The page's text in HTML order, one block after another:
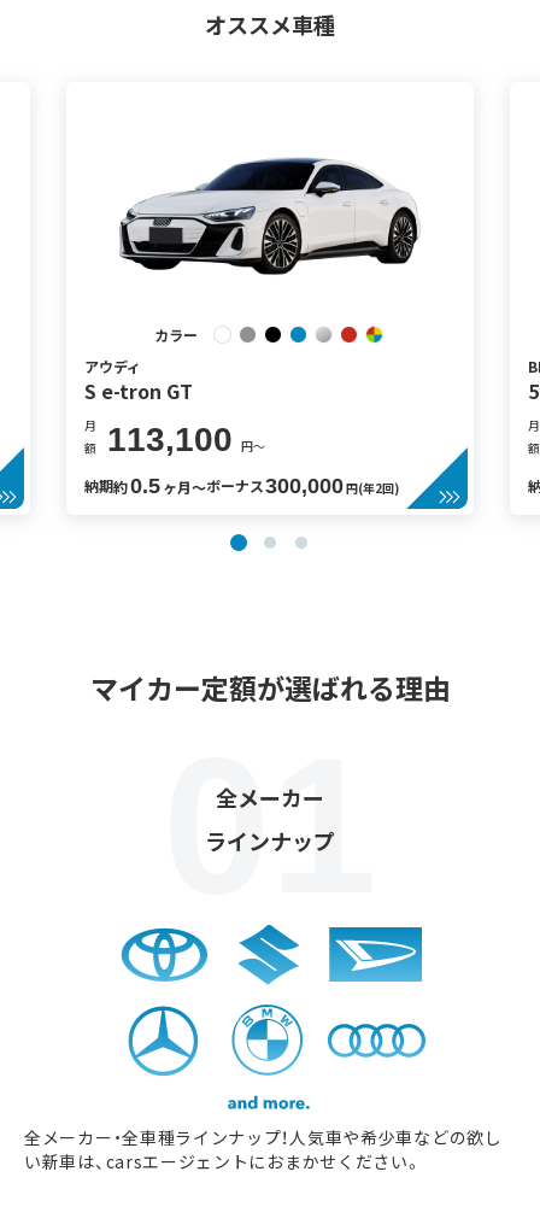
オススメ車種
カラー
アウディ
S e-tron GT
月
額
113,100 円〜
納期約0.5ヶ月〜ボーナス300,000円(年2回)
月
額
マイカー定額が選ばれる理由
全メーカー
ラインナップ
全メーカー・全車種ラインナップ！人気車や希少車などの欲し
い新車は、carsエージェントにおまかせください。